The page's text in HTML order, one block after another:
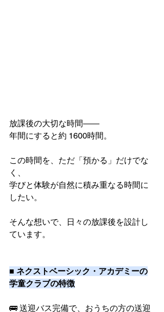
放課後の大切な時間――
年間にすると約 1600時間。
この時間を、ただ「預かる」だけでな
く、
学びと体験が自然に積み重なる時間に
したい。
そんな想いで、日々の放課後を設計し
ています。
■ ネクストベーシック・アカデミーの
学童クラブの特徴
🚌 送迎バス完備で、おうちの方の送迎